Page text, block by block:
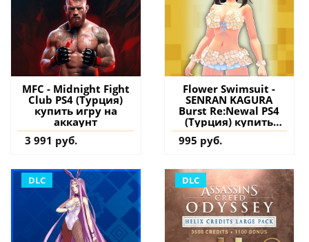
MFC - Midnight Fight
Club PS4 (Турция)
купить игру на
аккаунт
3 991 руб.
Flower Swimsuit -
SENRAN KAGURA
Burst Re:Newal PS4
(Турция) купить
дополнение на
аккаунт
995 руб.
DLC DLC